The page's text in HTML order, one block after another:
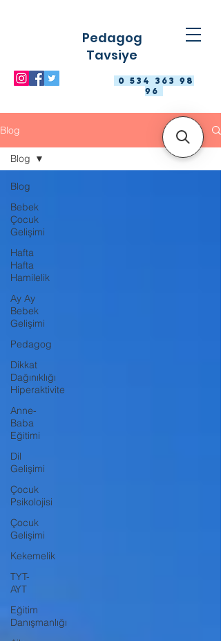
0 534 363 98
96
Pedagog
Tavsiye
Blog
Blog
Bebek
Çocuk
Gelişimi
Hafta
Hafta
Hamilelik
Ay Ay
Bebek
Gelişimi
Pedagog
Dikkat
Dağınıklığı
Hiperaktivite
Anne-
Baba
Eğitimi
Dil
Gelişimi
Çocuk
Psikolojisi
Çocuk
Gelişimi
Kekemelik
TYT-
AYT
Eğitim
Danışmanlığı
Blog